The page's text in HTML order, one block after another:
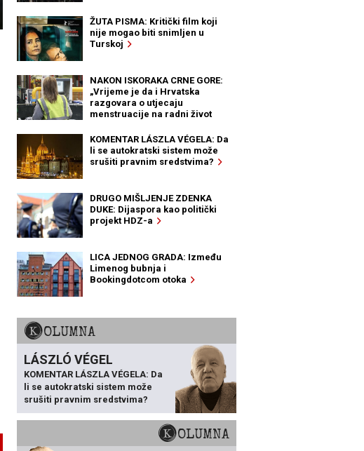
ŽUTA PISMA: Kritički film koji
nije mogao biti snimljen u
Turskoj
NAKON ISKORAKA CRNE GORE:
„Vrijeme je da i Hrvatska
razgovara o utjecaju
menstruacije na radni život
KOMENTAR LÁSZLA VÉGELA: Da
li se autokratski sistem može
srušiti pravnim sredstvima?
DRUGO MIŠLJENJE ZDENKA
DUKE: Dijaspora kao politički
projekt HDZ-a
LICA JEDNOG GRADA: Između
Limenog bubnja i
Bookingdotcom otoka
KOLUMNA
LÁSZLÓ VÉGEL
KOMENTAR LÁSZLA VÉGELA: Da
li se autokratski sistem može
srušiti pravnim sredstvima?
KOLUMNA